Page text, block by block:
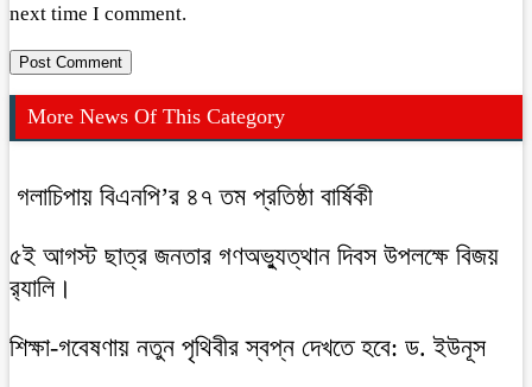
next time I comment.
More News Of This Category
গলাচিপায় বিএনপি’র ৪৭ তম প্রতিষ্ঠা বার্ষিকী
৫ই আগস্ট ছাত্র জনতার গণঅভ্যুত্থান দিবস উপলক্ষে বিজয়
র‍্যালি।
শিক্ষা-গবেষণায় নতুন পৃথিবীর স্বপ্ন দেখতে হবে: ড. ইউনূস